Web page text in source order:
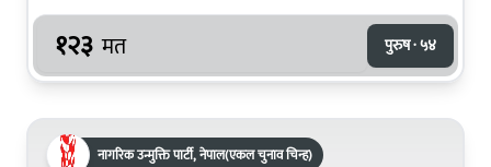
१२३ मत पुरुष · ५४
नागरिक उन्मुक्ति पार्टी, नेपाल(एकल चुनाव चिन्ह)